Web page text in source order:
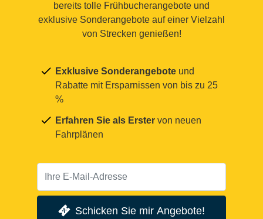
bereits tolle Frühbucherangebote und
exklusive Sonderangebote auf einer Vielzahl
von Strecken genießen!
Exklusive Sonderangebote und
Rabatte mit Ersparnissen von bis zu 25
%
Erfahren Sie als Erster von neuen
Fahrplänen
Schicken Sie mir Angebote!